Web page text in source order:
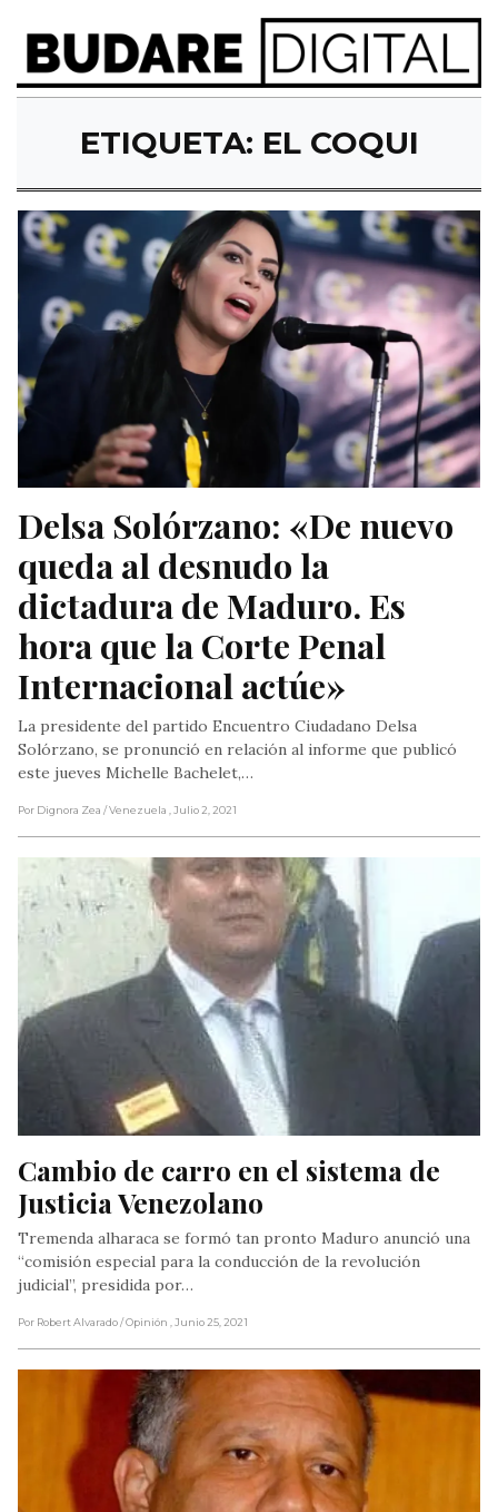
ETIQUETA: EL COQUI
Delsa Solórzano: «De nuevo
queda al desnudo la
dictadura de Maduro. Es
hora que la Corte Penal
Internacional actúe»
La presidente del partido Encuentro Ciudadano Delsa
Solórzano, se pronunció en relación al informe que publicó
este jueves Michelle Bachelet,…
Por Dignora Zea / Venezuela , Julio 2, 2021
Cambio de carro en el sistema de
Justicia Venezolano
Tremenda alharaca se formó tan pronto Maduro anunció una
“comisión especial para la conducción de la revolución
judicial”, presidida por…
Por Robert Alvarado/ Opinión , Junio 25, 2021